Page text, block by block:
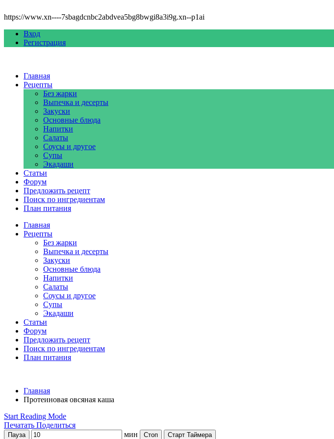
https://www.xn----7sbagdcnbc2abdvea5bg8bwgi8a3i9g.xn--p1ai
Вход
Регистрация
Главная
Рецепты
Без жарки
Выпечка и десерты
Закуски
Основные блюда
Напитки
Салаты
Соусы и другое
Супы
Экадаши
Статьи
Форум
Предложить рецепт
Поиск по ингредиентам
План питания
Главная
Рецепты
Без жарки
Выпечка и десерты
Закуски
Основные блюда
Напитки
Салаты
Соусы и другое
Супы
Экадаши
Статьи
Форум
Предложить рецепт
Поиск по ингредиентам
План питания
Главная
Протеиновая овсяная каша
Start Reading Mode
Печатать Поделиться
Пауза мин Стоп Старт Таймера